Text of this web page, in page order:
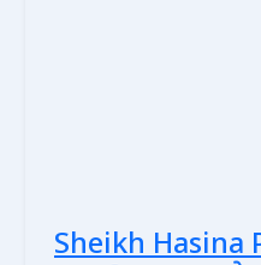
Sheikh Hasina